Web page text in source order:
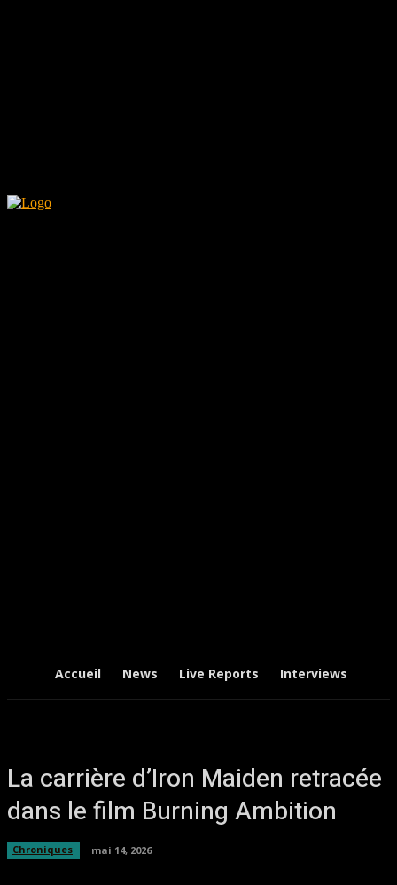
Accueil News Live Reports Interviews
La carrière d’Iron Maiden retracée
dans le film Burning Ambition
Chroniques mai 14, 2026